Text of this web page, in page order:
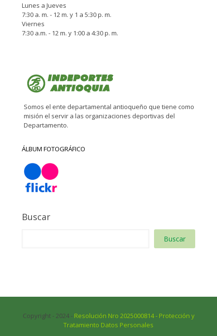
Lunes a Jueves
7:30 a. m. - 12 m. y 1 a 5:30 p. m.
Viernes
7:30 a.m. - 12 m. y 1:00 a 4:30 p. m.
Somos el ente departamental antioqueño que tiene como
misión el servir a las organizaciones deportivas del
Departamento.
ÁLBUM FOTOGRÁFICO
Buscar
Buscar
Copyright - 2024 - Resolución Nro 2025000814 - Protección y
Tratamiento Datos Personales